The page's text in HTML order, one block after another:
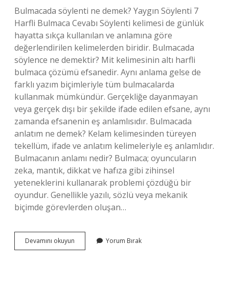
Bulmacada söylenti ne demek? Yaygın Söylenti 7
Harfli Bulmaca Cevabı Söylenti kelimesi de günlük
hayatta sıkça kullanılan ve anlamına göre
değerlendirilen kelimelerden biridir. Bulmacada
söylence ne demektir? Mit kelimesinin altı harfli
bulmaca çözümü efsanedir. Aynı anlama gelse de
farklı yazım biçimleriyle tüm bulmacalarda
kullanmak mümkündür. Gerçekliğe dayanmayan
veya gerçek dışı bir şekilde ifade edilen efsane, aynı
zamanda efsanenin eş anlamlısıdır. Bulmacada
anlatım ne demek? Kelam kelimesinden türeyen
tekellüm, ifade ve anlatım kelimeleriyle eş anlamlıdır.
Bulmacanın anlamı nedir? Bulmaca; oyuncuların
zeka, mantık, dikkat ve hafıza gibi zihinsel
yeteneklerini kullanarak problemi çözdüğü bir
oyundur. Genellikle yazılı, sözlü veya mekanik
biçimde görevlerden oluşan…
Devamını okuyun Bulmaca
Söylenti
Yorum Bırak